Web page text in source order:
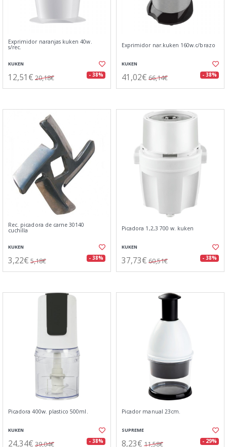
Exprimidor naranjas kuken 40w.
s/rec.
KUKEN
12,51€ 20,18€ - 38%
Exprimidor nar.kuken 160w.c/brazo
KUKEN
41,02€ 66,14€ - 38%
Rec. picadora de carne 30140
cuchilla
KUKEN
3,22€ 5,18€ - 38%
Picadora 1,2,3 700 w. kuken
KUKEN
37,73€ 60,51€ - 38%
Picadora 400w. plastico 500ml.
KUKEN
24,34€ 39,04€ - 38%
Picador manual 23cm.
SUPREME
8,23€ 11,58€ - 29%